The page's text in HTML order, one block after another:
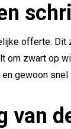
offerte. Dit
om zwart op
gewoon
van